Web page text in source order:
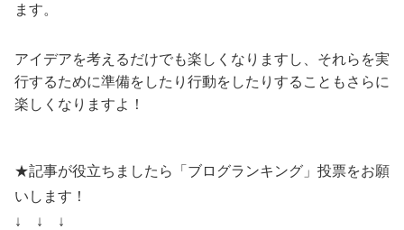
ます。
アイデアを考えるだけでも楽しくなりますし、それらを実
行するために準備をしたり行動をしたりすることもさらに
楽しくなりますよ！
★記事が役立ちましたら「ブログランキング」投票をお願
いします！
↓ ↓ ↓